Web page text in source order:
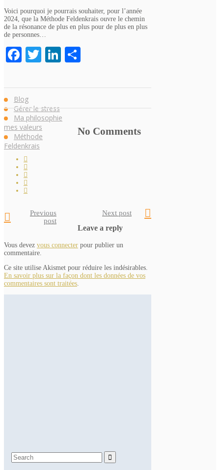
Voici pourquoi je pourrais souhaiter, pour l’année
2024, que la Méthode Feldenkrais ouvre le chemin
de la résonance de plus en plus pour de plus en plus
de personnes…
Facebook
TwitterLinkedIn
Blog
Gérer le stress
Ma philosophie
mes valeurs
Méthode
Feldenkrais
Previous
post
Next post
No Comments
Leave a reply
Vous devez vous connecter pour publier un
commentaire.
Ce site utilise Akismet pour réduire les indésirables.
En savoir plus sur la façon dont les données de vos
commentaires sont traitées
Search
for:
